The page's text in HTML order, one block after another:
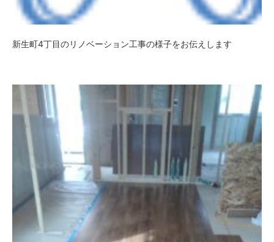
新生町4丁目のリノベーション工事の様子をお伝えします